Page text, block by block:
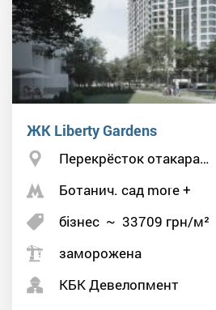
ЖК Liberty Gardens
Перекрёсток отакара…
Ботанич. сад more +
бізнес ~ 33709 грн/м²
заморожена
КБК Девелопмент